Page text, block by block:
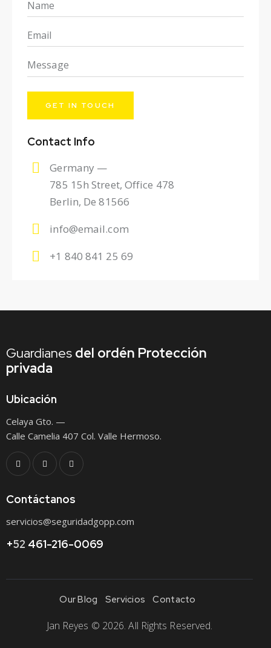
Contact Info
Germany —
785 15h Street, Office 478
Berlin, De 81566
info@email.com
+1 840 841 25 69
Guardianes del ordén Protección
privada
Ubicación
Celaya Gto. —
Calle Camelia 407 Col. Valle Hermoso.
Contáctanos
servicios@seguridadgopp.com
+52 461-216-0069
Our Blog Servicios Contacto
Jan Reyes © 2026. All Rights Reserved.